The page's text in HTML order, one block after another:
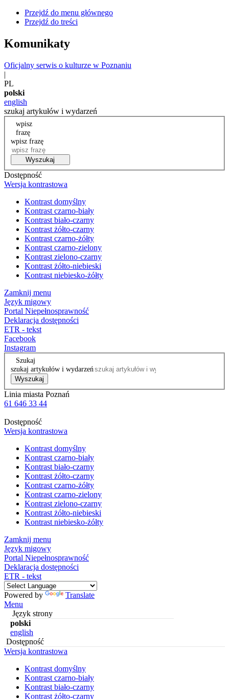
Przejdź do menu głównego
Przejdź do treści
Komunikaty
Oficjalny serwis o kulturze w Poznaniu
|
PL
polski
english
szukaj artykułów i wydarzeń
wpisz
frazę
wpisz frazę
Wyszukaj
Dostępność
Wersja kontrastowa
Kontrast domyślny
Kontrast czarno-biały
Kontrast biało-czarny
Kontrast żółto-czarny
Kontrast czarno-żółty
Kontrast czarno-zielony
Kontrast zielono-czarny
Kontrast żółto-niebieski
Kontrast niebiesko-żółty
Zamknij menu
Język migowy
Portal Niepełnosprawność
Deklaracja dostępności
ETR - tekst
Facebook
Instagram
Szukaj
szukaj artykułów i wydarzeń
Wyszukaj
Linia miasta Poznań
61 646 33 44
Dostępność
Wersja kontrastowa
Kontrast domyślny
Kontrast czarno-biały
Kontrast biało-czarny
Kontrast żółto-czarny
Kontrast czarno-żółty
Kontrast czarno-zielony
Kontrast zielono-czarny
Kontrast żółto-niebieski
Kontrast niebiesko-żółty
Zamknij menu
Język migowy
Portal Niepełnosprawność
Deklaracja dostępności
ETR - tekst
Powered by
Translate
Menu
Język strony
polski
english
Dostępność
Wersja kontrastowa
Kontrast domyślny
Kontrast czarno-biały
Kontrast biało-czarny
Kontrast żółto-czarny